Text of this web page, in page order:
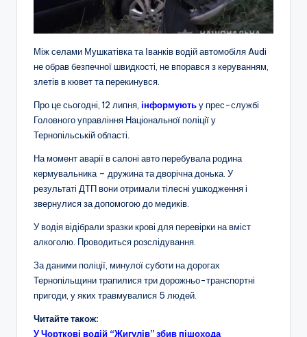
Між селами Мушкатівка та Іванків водій автомобіля Audi
не обрав безпечної швидкості, не впорався з керуванням,
злетів в кювет та перекинувся.
Про це сьогодні, 12 липня, інформуютьу прес-службі
Головного управління Національної поліції у
Тернопільській області.
На момент аварії в салоні авто перебувала родина
кермувальника – дружина та дворічна донька. У
результаті ДТП вони отримали тілесні ушкодження і
звернулися за допомогою до медиків.
У водія відібрали зразки крові для перевірки на вміст
алкоголю. Проводиться розслідування.
За даними поліції, минулої суботи на дорогах
Тернопільщини трапилися три дорожньо-транспортні
пригоди, у яких травмувалися 5 людей.
Читайте також:
У Чорткові водій “Жигулів” збив пішохода